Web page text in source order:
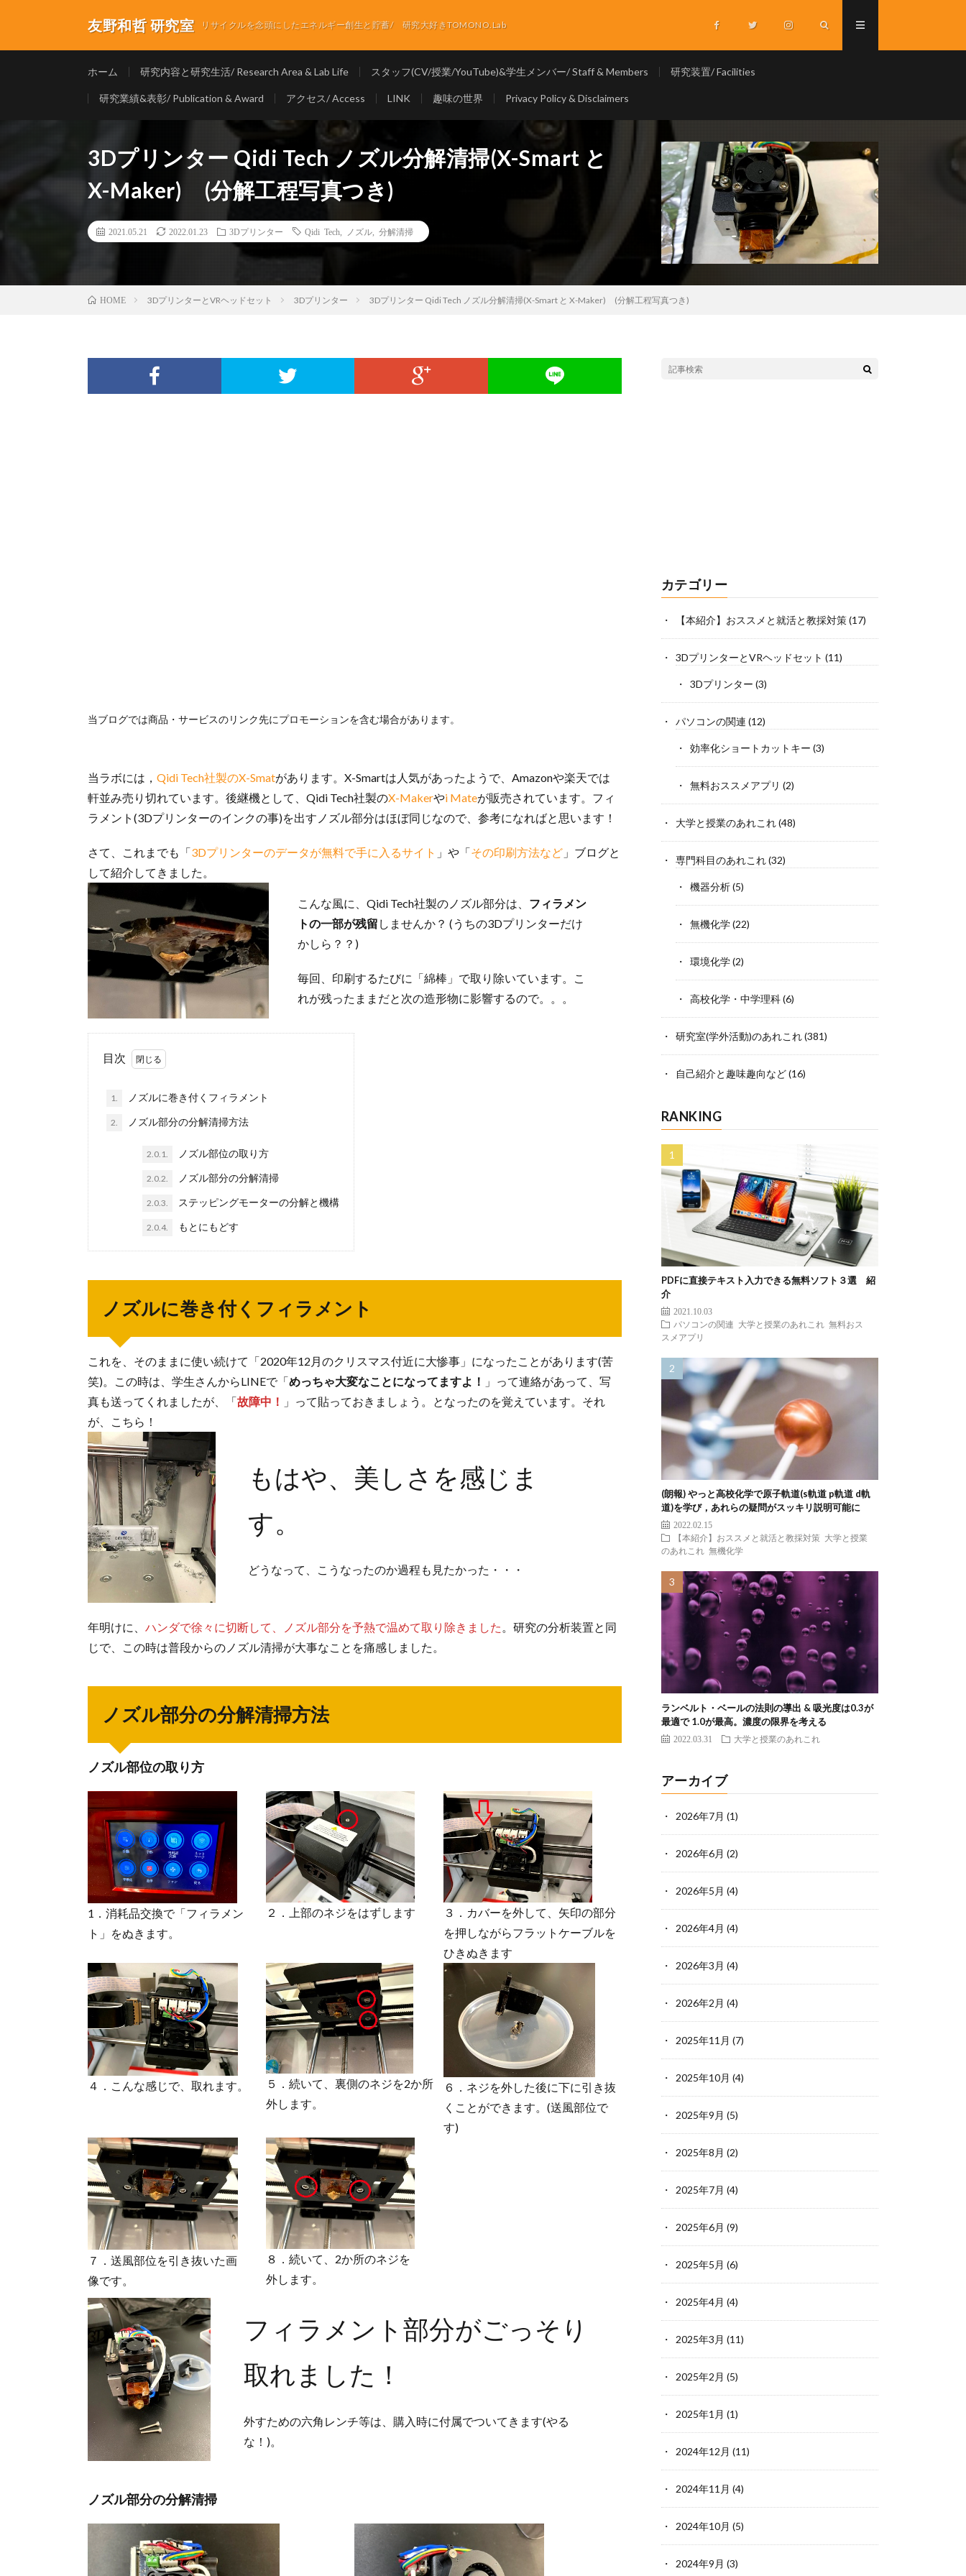
友野和哲 研究室 リサイクルを念頭にしたエネルギー創生と貯蓄/ 研究大好きTOMONO.Lab
ホーム 研究内容と研究生活/ Research Area & Lab Life スタッフ(CV/授業/YouTube)&学生メンバー/ Staff & Members 研究装置/ Facilities
研究業績&表彰/ Publication & Award アクセス/ Access LINK 趣味の世界 Privacy Policy & Disclaimers
3Dプリンター Qidi Tech ノズル分解清掃(X-Smart と
X-Maker) (分解工程写真つき)
2021.05.21 2022.01.23 3Dプリンター Qidi Tech ノズル 分解清掃
HOME 3DプリンターとVRヘッドセット 3Dプリンター 3Dプリンター Qidi Tech ノズル分解清掃(X-Smart と X-Maker) (分解工程写真つき)
当ブログでは商品・サービスのリンク先にプロモーションを含む場合があります。
当ラボには， Qidi Tech社製のX-Smatがあります。X-Smartは人気があったようで、Amazonや楽天では
軒並み売り切れています。後継機として、Qidi Tech社製のX-Makerやi Mateが販売されています。フィ
ラメント(3Dプリンターのインクの事)を出すノズル部分はほぼ同じなので、参考になればと思います！
さて、これまでも「3Dプリンターのデータが無料で手に入るサイト 」や「その印刷方法など 」ブログと
して紹介してきました。
こんな風に、Qidi Tech社製のノズル部分は、 フィラメン
トの一部が残留 しませんか？ (うちの3Dプリンターだけ
かしら？？)
毎回、印刷するたびに「綿棒」で取り除いています。こ
れが残ったままだと次の造形物に影響するので。。。
目次
1. ノズルに巻き付くフィラメント
2. ノズル部分の分解清掃方法
2.0.1. ノズル部位の取り方
2.0.2. ノズル部分の分解清掃
2.0.3. ステッピングモーターの分解と機構
2.0.4. もとにもどす
ノズルに巻き付くフィラメント
これを、そのままに使い続けて「2020年12月のクリスマス付近に大惨事」になったことがあります(苦
笑)。この時は、学生さんからLINEで「めっちゃ大変なことになってますよ！ 」って連絡があって、写
真も送ってくれましたが、「故障中！ 」って貼っておきましょう。となったのを覚えています。それ
が、こちら！
もはや、美しさを感じま
す。
どうなって、こうなったのか過程も見たかった・・・
年明けに、 ハンダで徐々に切断して、ノズル部分を予熱で温めて取り除きました 。研究の分析装置と同
じで、この時は普段からのノズル清掃が大事なことを痛感しました。
ノズル部分の分解清掃方法
ノズル部位の取り方
1．消耗品交換で「フィラメン
ト」をぬきます。
２．上部のネジをはずします
３．カバーを外して、矢印の部分
を押しながらフラットケーブルを
ひきぬきます
４．こんな感じで、取れます。
５．続いて、裏側のネジを2か所
外します。
６．ネジを外した後に下に引き抜
くことができます。(送風部位で
す)
７．送風部位を引き抜いた画
像です。
８．続いて、2か所のネジを
外します。
フィラメント部分がごっそり
取れました！
外すための六角レンチ等は、購入時に付属でついてきます(やる
な！)。
ノズル部分の分解清掃
カテゴリー
【本紹介】おススメと就活と教採対策(17)
3DプリンターとVRヘッドセット (11)
3Dプリンター (3)
パソコンの関連 (12)
効率化ショートカットキー (3)
無料おススメアプリ (2)
大学と授業のあれこれ(48)
専門科目のあれこれ(32)
機器分析(5)
無機化学(22)
環境化学(2)
高校化学・中学理科(6)
研究室(学外活動)のあれこれ(381)
自己紹介と趣味趣向など(16)
RANKING
PDFに直接テキスト入力できる無料ソフト３選 紹
介
2021.10.03
パソコンの関連
大学と授業のあれこれ
無料おス
スメアプリ
(朗報) やっと高校化学で原子軌道(s軌道 p軌道 d軌
道)を学び，あれらの疑問がスッキリ説明可能に
2022.02.15
【本紹介】おススメと就活と教採対策
大学と授業
のあれこれ 無機化学
ランベルト・ベールの法則の導出 & 吸光度は0.3が
最適で 1.0が最高。濃度の限界を考える
2022.03.31 大学と授業のあれこれ
アーカイブ
2026年7月 (1)
2026年6月 (2)
2026年5月 (4)
2026年4月 (4)
2026年3月 (4)
2026年2月 (4)
2025年11月 (7)
2025年10月 (4)
2025年9月 (5)
2025年8月 (2)
2025年7月 (4)
2025年6月 (9)
2025年5月 (6)
2025年4月 (4)
2025年3月 (11)
2025年2月 (5)
2025年1月 (1)
2024年12月 (11)
2024年11月 (4)
2024年10月 (5)
2024年9月 (3)